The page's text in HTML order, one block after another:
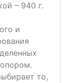
– 940 г.
и
то,